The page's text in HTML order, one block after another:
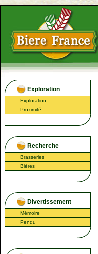
Exploration
Exploration
Proximité
Recherche
Brasseries
Bières
Divertissement
Mémoire
Pendu